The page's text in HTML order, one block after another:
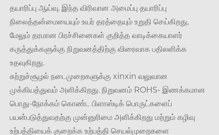
தயாரிப்பு ஆய்வு. இந்த விரிவான அமைப்பு தயாரிப்பு
நிலைத்தன்மையையும் உயர் தரத்தையும் உறுதி செய்கிறது,
மேலும் தரமான பிரச்சினைகள் குறித்த வாடிக்கையாளர்
கருத்துக்களுக்கு நிறுவனத்திற்கு விரைவாக பதிலளிக்க
உதவுகிறது.
சுற்றுச்சூழல் நடைமுறைகளுக்கு xinxin வலுவான
முக்கியத்துவம் அளிக்கிறது. நிறுவனம் ROHS- இணக்கமான
பொது-நோக்கம் கொண்ட பிளாஸ்டிக் பொருட்களைப்
பயன்படுத்துவதற்கு முன்னுரிமை அளிக்கிறது மற்றும் கழிவு
உற்பத்தியைக் குறைக்க உற்பத்தி செயல்முறைகளை